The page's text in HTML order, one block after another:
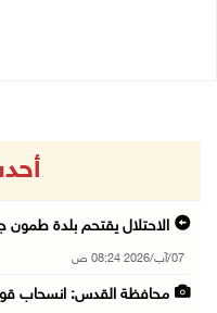
الاحتلال يقتحم بلدة
07/آب/2026 08:24 ص
محافظة القدس: انسحاب